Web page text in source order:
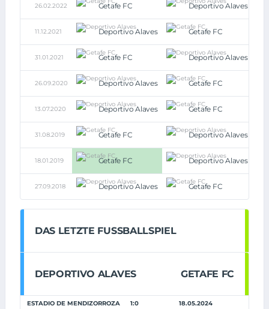
26.02.2022 Getafe FC Deportivo Alaves
11.12.2021 Deportivo Alaves Getafe FC
31.01.2021 Getafe FC Deportivo Alaves
26.09.2020 Deportivo Alaves Getafe FC
13.07.2020 Deportivo Alaves Getafe FC
31.08.2019 Getafe FC Deportivo Alaves
18.01.2019 Getafe FC Deportivo Alaves
27.09.2018 Deportivo Alaves Getafe FC
DAS LETZTE FUSSBALLSPIEL
DEPORTIVO ALAVES GETAFE FC
ESTADIO DE MENDIZORROZA 1:0 18.05.2024